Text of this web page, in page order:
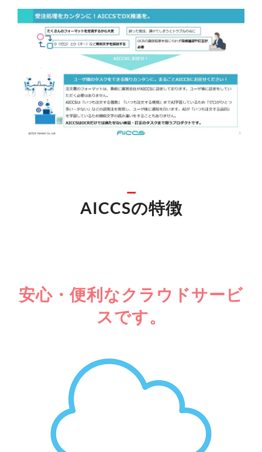
AICCSの特徴
安心・便利なクラウドサービ
スです。